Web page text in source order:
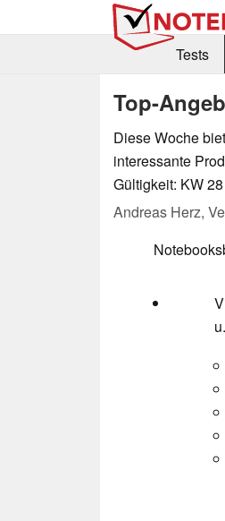
Tests
Top-
Diese Woche
interessante
Gültigkeit: KW 28
Andreas Herz,